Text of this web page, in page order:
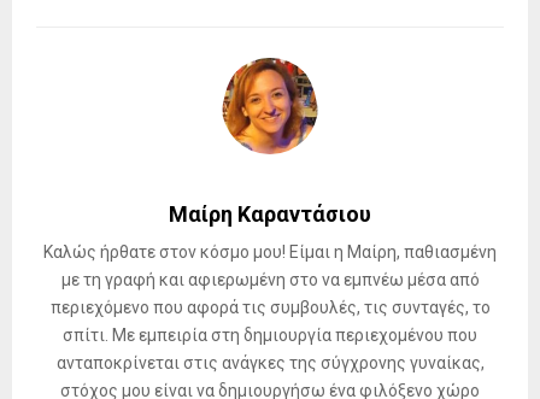
Μαίρη Καραντάσιου
Καλώς ήρθατε στον κόσμο μου! Είμαι η Μαίρη, παθιασμένη
με τη γραφή και αφιερωμένη στο να εμπνέω μέσα από
περιεχόμενο που αφορά τις συμβουλές, τις συνταγές, το
σπίτι. Με εμπειρία στη δημιουργία περιεχομένου που
ανταποκρίνεται στις ανάγκες της σύγχρονης γυναίκας,
στόχος μου είναι να δημιουργήσω ένα φιλόξενο χώρο